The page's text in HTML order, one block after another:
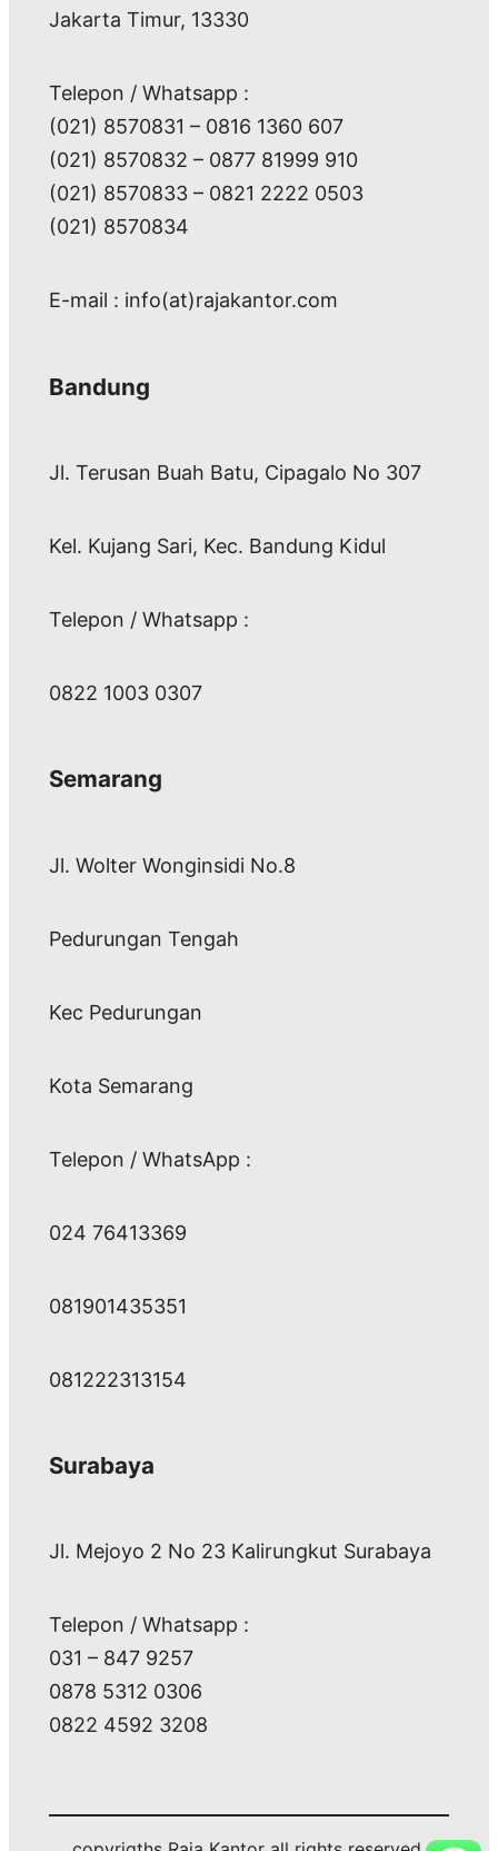
Jakarta Timur, 13330
Telepon / Whatsapp :
(021) 8570831 – 0816 1360 607
(021) 8570832 – 0877 81999 910
(021) 8570833 – 0821 2222 0503
(021) 8570834
E-mail : info(at)rajakantor.com
Bandung
Jl. Terusan Buah Batu, Cipagalo No 307
Kel. Kujang Sari, Kec. Bandung Kidul
Telepon / Whatsapp :
0822 1003 0307
Semarang
Jl. Wolter Wonginsidi No.8
Pedurungan Tengah
Kec Pedurungan
Kota Semarang
Telepon / WhatsApp :
024 76413369
081901435351
081222313154
Surabaya
Jl. Mejoyo 2 No 23 Kalirungkut Surabaya
Telepon / Whatsapp :
031 – 847 9257
0878 5312 0306
0822 4592 3208